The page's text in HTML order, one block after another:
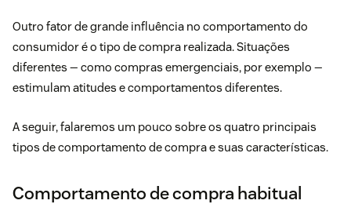
Outro fator de grande influência no comportamento do
consumidor é o tipo de compra realizada. Situações
diferentes — como compras emergenciais, por exemplo —
estimulam atitudes e comportamentos diferentes.
A seguir, falaremos um pouco sobre os quatro principais
tipos de comportamento de compra e suas características.
Comportamento de compra habitual